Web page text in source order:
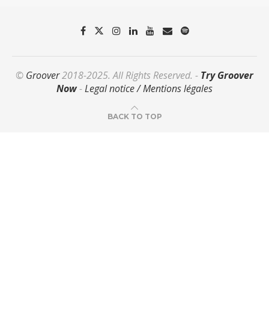
© Groover2018-2025. All Rights Reserved. - Try Groover
Now-Legal notice / Mentions légales
BACK TO TOP